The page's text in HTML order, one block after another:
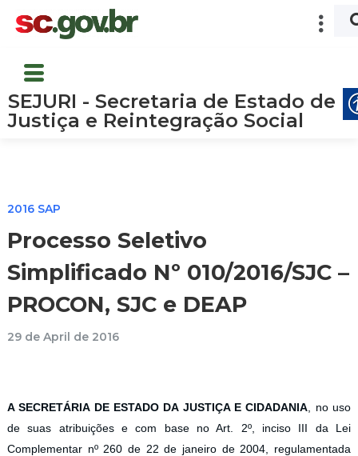
SEJURI - Secretaria de Estado de
Justiça e Reintegração Social
2016 SAP
Processo Seletivo
Simplificado Nº 010/2016/SJC –
PROCON, SJC e DEAP
29 de April de 2016
A SECRETÁRIA DE ESTADO DA JUSTIÇA E CIDADANIA , no uso
de suas atribuições e com base no Art. 2º, inciso III da Lei
Complementar nº 260 de 22 de janeiro de 2004, regulamentada